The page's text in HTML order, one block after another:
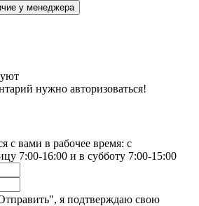
у менеджера
нужно авторизоваться!
с вами в рабочее время: с
7:00-16:00 и в субботу 7:00-15:00
я подтверждаю свою